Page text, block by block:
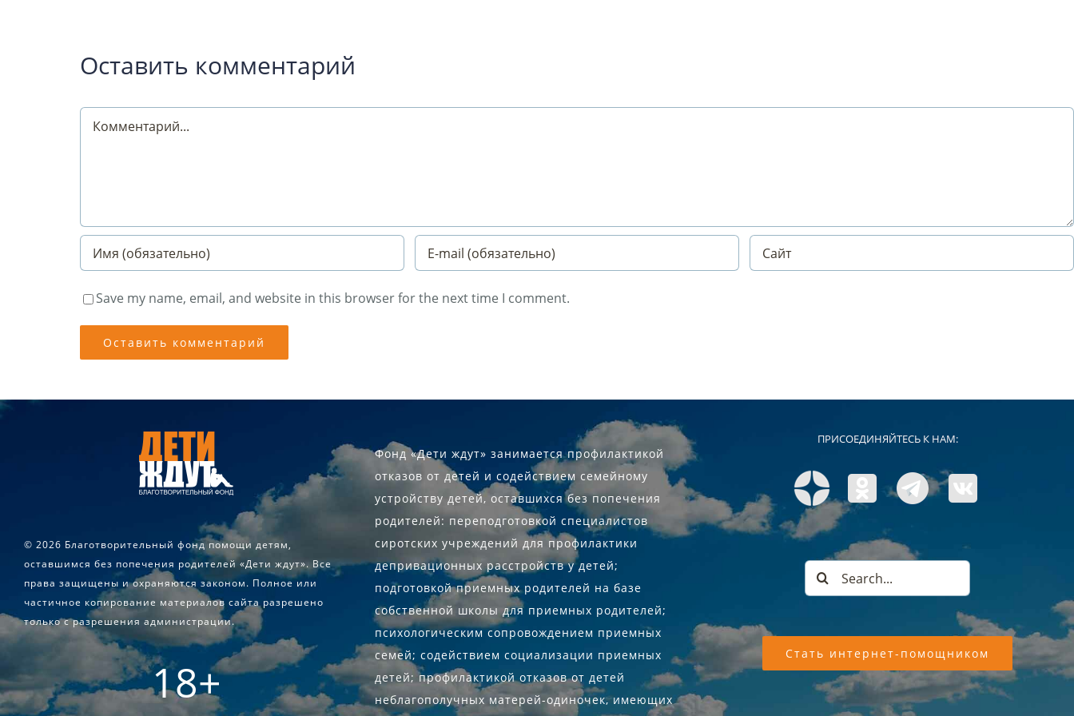
Оставить комментарий
Comment
Save my name, email, and website in this browser for the next time I comment.
© 2026 Благотворительный фонд помощи детям,
оставшимся без попечения родителей «Дети ждут». Все
права защищены и охраняются законом. Полное или
частичное копирование материалов сайта разрешено
только с разрешения администрации.
18+
Фонд «Дети ждут» занимается профилактикой
отказов от детей и содействием семейному
устройству детей, оставшихся без попечения
родителей: переподготовкой специалистов
сиротских учреждений для профилактики
депривационных расстройств у детей;
подготовкой приемных родителей на базе
собственной школы для приемных родителей;
психологическим сопровождением приемных
семей; содействием социализации приемных
детей; профилактикой отказов от детей
неблагополучных матерей-одиночек, имеющих
ПРИСОЕДИНЯЙТЕСЬ К НАМ:
Search
for:
Стать интернет-помощником